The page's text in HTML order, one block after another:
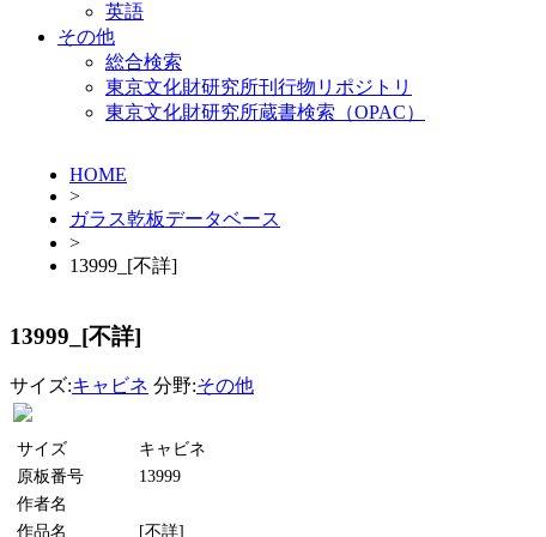
英語
その他
総合検索
東京文化財研究所刊行物リポジトリ
東京文化財研究所蔵書検索（OPAC）
HOME
>
ガラス乾板データベース
>
13999_[不詳]
13999_[不詳]
サイズ:キャビネ 分野:その他
サイズ
キャビネ
原板番号
13999
作者名
作品名
[不詳]